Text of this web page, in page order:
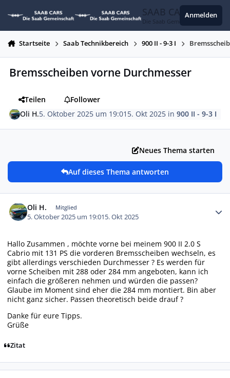
SAAB CARS
Die Saab Gemeinschaft
Anmelden
Startseite Saab Technikbereich 900 II - 9-3 I
Bremsscheiben vorne Durchmesser
Teilen
Follower
Oli H.5. Oktober 2025 um 19:01 5. Okt 2025 in900 II - 9-3 I
Neues Thema starten
Auf dieses Thema antworten
Oli H. Mitglied
5. Oktober 2025 um 19:015. Okt 2025
Hallo Zusammen , möchte vorne bei meinem 900 II 2.0 S
Cabrio mit 131 PS die vorderen Bremsscheiben wechseln, es
gibt allerdings verschieden Durchmesser ? Es werden für
vorne Scheiben mit 288 oder 284 mm angeboten, kann ich
einfach die größeren nehmen und würden die passen?
Glaube im Moment sind eher die 284 mm montiert. Bin aber
nicht ganz sicher. Passen theoretisch beide drauf ?
Danke für eure Tipps.
Grüße
Zitat